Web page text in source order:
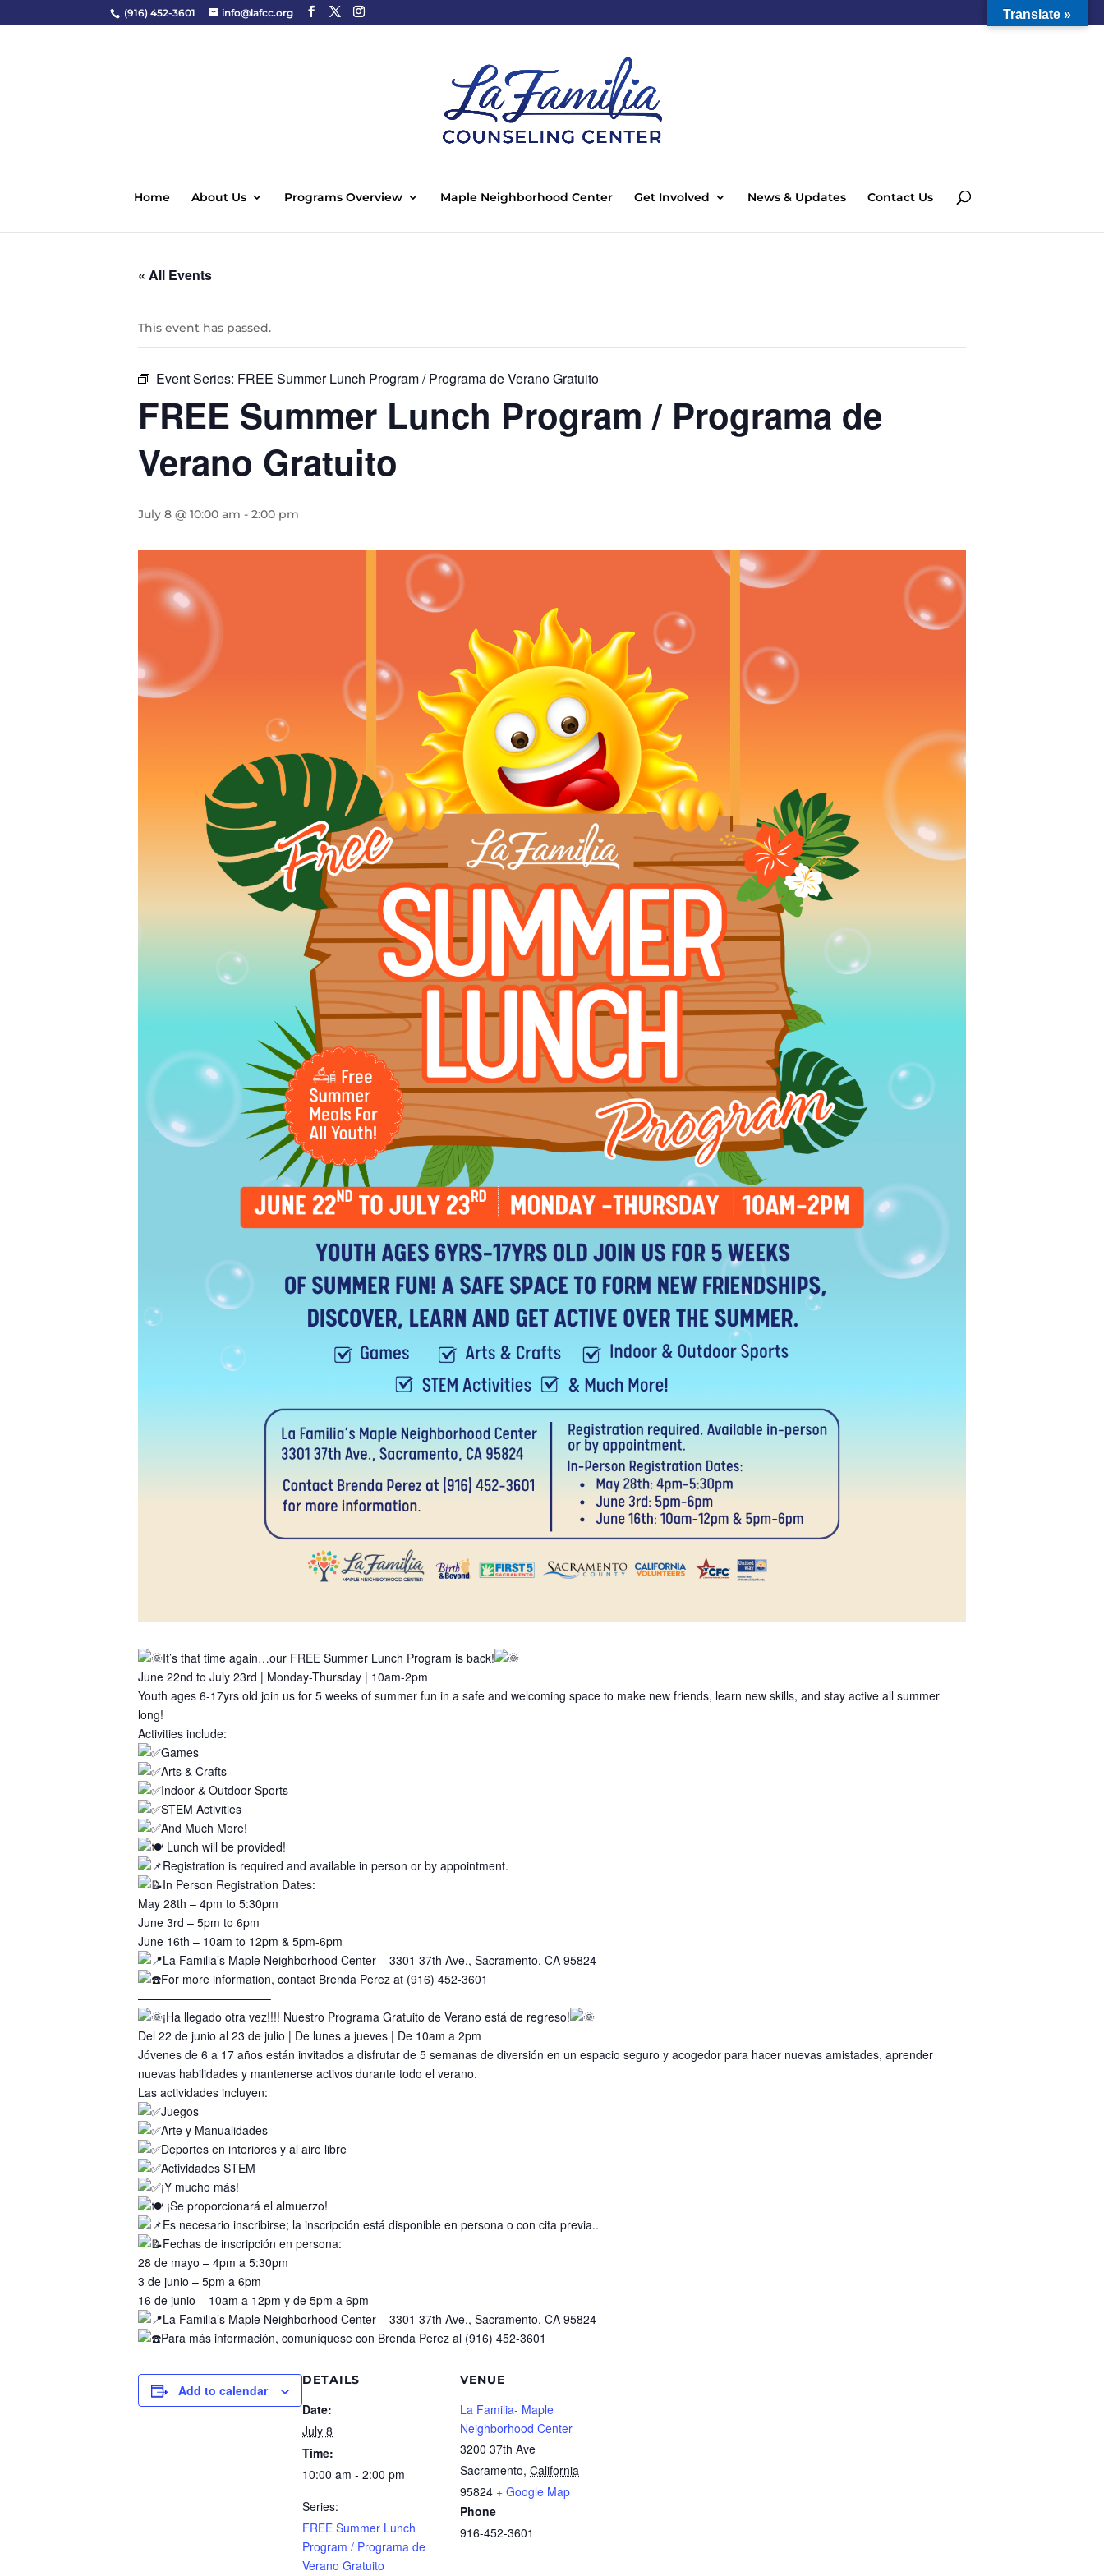
(916) 452-3601 info@lafcc.org
Home About Us Programs Overview Maple Neighborhood Center Get Involved News & Updates Contact Us
« All Events
This event has passed.
Event Series: FREE Summer Lunch Program / Programa de Verano Gratuito
FREE Summer Lunch Program / Programa de
Verano Gratuito
July 8 @ 10:00 am - 2:00 pm
It’s that time again…our FREE Summer Lunch Program is back!
June 22nd to July 23rd | Monday-Thursday | 10am-2pm
Youth ages 6-17yrs old join us for 5 weeks of summer fun in a safe and welcoming space to make new friends, learn new skills, and stay active all summer
long!
Activities include:
Games
Arts & Crafts
Indoor & Outdoor Sports
STEM Activities
And Much More!
Lunch will be provided!
Registration is required and available in person or by appointment.
In Person Registration Dates:
May 28th – 4pm to 5:30pm
June 3rd – 5pm to 6pm
June 16th – 10am to 12pm & 5pm-6pm
La Familia’s Maple Neighborhood Center – 3301 37th Ave., Sacramento, CA 95824
For more information, contact Brenda Perez at (916) 452-3601
———————————–
¡Ha llegado otra vez!!!! Nuestro Programa Gratuito de Verano está de regreso!
Del 22 de junio al 23 de julio | De lunes a jueves | De 10am a 2pm
Jóvenes de 6 a 17 años están invitados a disfrutar de 5 semanas de diversión en un espacio seguro y acogedor para hacer nuevas amistades, aprender
nuevas habilidades y mantenerse activos durante todo el verano.
Las actividades incluyen:
Juegos
Arte y Manualidades
Deportes en interiores y al aire libre
Actividades STEM
¡Y mucho más!
¡Se proporcionará el almuerzo!
Es necesario inscribirse; la inscripción está disponible en persona o con cita previa..
Fechas de inscripción en persona:
28 de mayo – 4pm a 5:30pm
3 de junio – 5pm a 6pm
16 de junio – 10am a 12pm y de 5pm a 6pm
La Familia’s Maple Neighborhood Center – 3301 37th Ave., Sacramento, CA 95824
Para más información, comuníquese con Brenda Perez al (916) 452-3601
Add to calendar
DETAILS
Date:
July 8
Time:
10:00 am - 2:00 pm
Series:
FREE Summer Lunch
Program / Programa de
Verano Gratuito
VENUE
La Familia- Maple
Neighborhood Center
3200 37th Ave
Sacramento, California
95824 + Google Map
Phone
916-452-3601
Translate »